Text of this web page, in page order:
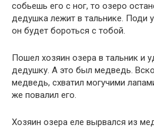
собьешь его с ног, то озеро
дедушка лежит в тальнике. Поди
он будет бороться с тобой.
Пошел хозяин озера в тальник и
дедушку. А это был медведь.
медведь, схватил могучими
же повалил его.
Хозяин озера еле вырвался из